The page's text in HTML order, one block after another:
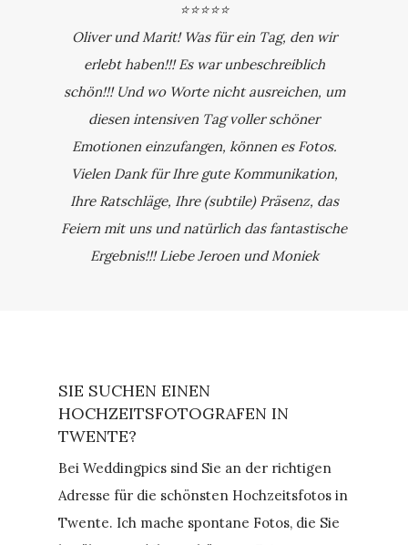
⭐⭐⭐⭐⭐
Oliver und Marit! Was für ein Tag, den wir
erlebt haben!!! Es war unbeschreiblich
schön!!! Und wo Worte nicht ausreichen, um
diesen intensiven Tag voller schöner
Emotionen einzufangen, können es Fotos.
Vielen Dank für Ihre gute Kommunikation,
Ihre Ratschläge, Ihre (subtile) Präsenz, das
Feiern mit uns und natürlich das fantastische
Ergebnis!!! Liebe Jeroen und Moniek
SIE SUCHEN EINEN
HOCHZEITSFOTOGRAFEN IN
TWENTE?
Bei Weddingpics sind Sie an der richtigen
Adresse für die schönsten Hochzeitsfotos in
Twente. Ich mache spontane Fotos, die Sie